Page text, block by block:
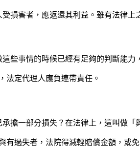
損害者，應返還其利益。雖有法律上
些事情的時候已經有足夠的判斷能
法定代理人應負連帶責任。
擔一部分損失？在法律上，這叫做「
有過失者，法院得減輕賠償金額，或免